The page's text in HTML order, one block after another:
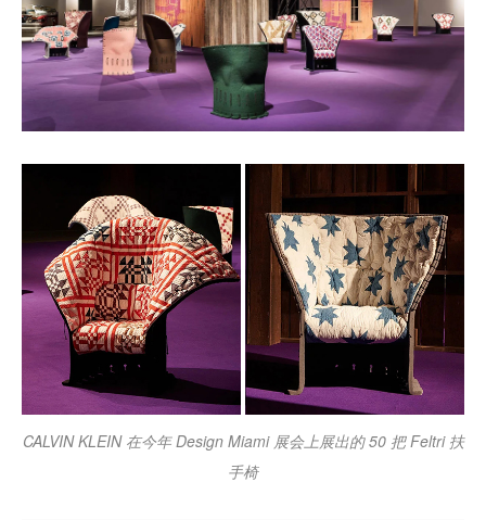
CALVIN KLEIN 在今年 Design Miami 展会上展出的 50 把 Feltri 扶
手椅